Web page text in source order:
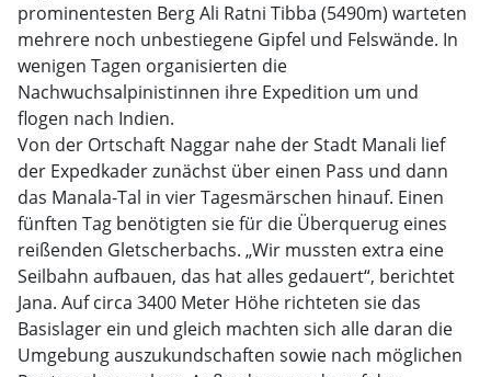
prominentesten Berg Ali Ratni Tibba (5490m) warteten
mehrere noch unbestiegene Gipfel und Felswände. In
wenigen Tagen organisierten die
Nachwuchsalpinistinnen ihre Expedition um und
flogen nach Indien.
Von der Ortschaft Naggar nahe der Stadt Manali lief
der Expedkader zunächst über einen Pass und dann
das Manala-Tal in vier Tagesmärschen hinauf. Einen
fünften Tag benötigten sie für die Überquerug eines
reißenden Gletscherbachs. „Wir mussten extra eine
Seilbahn aufbauen, das hat alles gedauert“, berichtet
Jana. Auf circa 3400 Meter Höhe richteten sie das
Basislager ein und gleich machten sich alle daran die
Umgebung auszukundschaften sowie nach möglichen